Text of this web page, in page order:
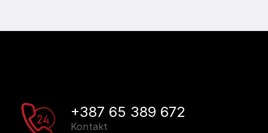
+387 65 389 672
Kontakt